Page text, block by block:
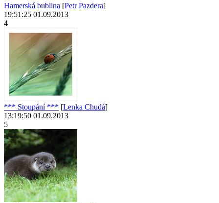
Hamerská bublina [Petr Pazdera]
19:51:25 01.09.2013
4
*** Stoupání *** [Lenka Chudá]
13:19:50 01.09.2013
5